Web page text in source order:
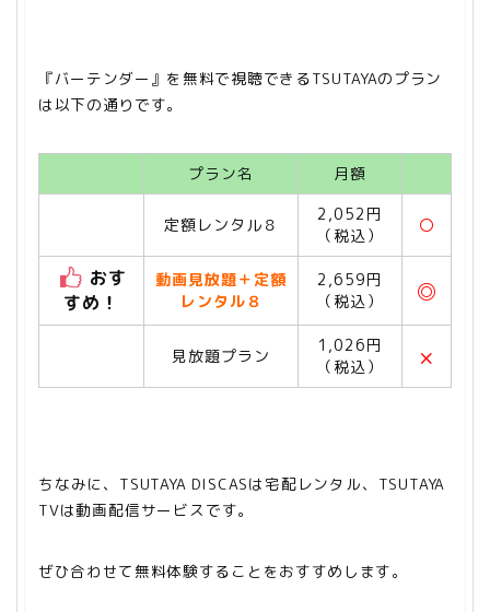
『バーテンダー』を無料で視聴できるTSUTAYAのプラン
は以下の通りです。
プラン名 月額
定額レンタル８
2,052円
（税込）
〇
おす
すめ！
動画見放題＋定額
レンタル８
2,659円
（税込）
◎
見放題プラン
1,026円
（税込）
×
ちなみに、TSUTAYA DISCASは宅配レンタル、TSUTAYA
TVは動画配信サービスです。
ぜひ合わせて無料体験することをおすすめします。